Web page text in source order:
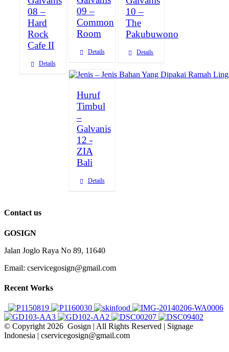
08 –
Hard
Rock
Cafe II
Details
09 –
Common
Room
Details
10 –
The
Pakubuwono
Details
Huruf
Timbul
–
Galvanis
12 -
ZIA
Bali
Details
Contact us
GOSIGN
Jalan Joglo Raya No 89, 11640
Email: cservicegosign@gmail.com
Recent Works
© Copyright 2026 Gosign | All Rights Reserved | Signage
Indonesia | cservicegosign@gmail.com